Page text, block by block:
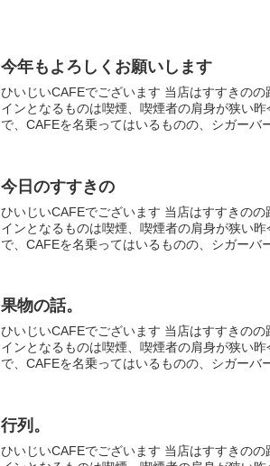
今年もよろしくお願いします
ひいじいCAFEでございます 当店はすすきの
インとなるものは喫煙、喫煙者の肩身が狭い
で、CAFEを名乗ってはいるものの、シガーバ
今日のすすきの
ひいじいCAFEでございます 当店はすすきの
インとなるものは喫煙、喫煙者の肩身が狭い
で、CAFEを名乗ってはいるものの、シガーバ
果物の話。
ひいじいCAFEでございます 当店はすすきの
インとなるものは喫煙、喫煙者の肩身が狭い
で、CAFEを名乗ってはいるものの、シガーバ
行列。
ひいじいCAFEでございます 当店はすすきの